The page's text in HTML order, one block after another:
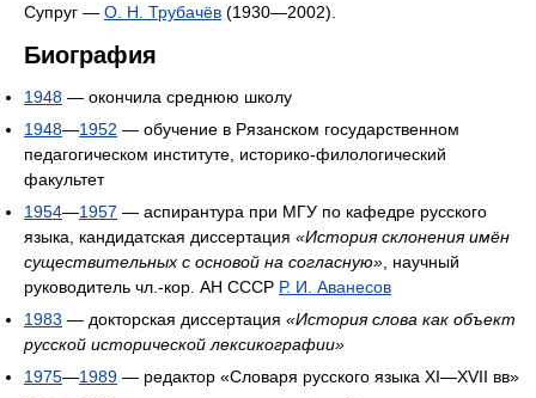
Супруг — О. Н. Трубачёв (1930—2002).
Биография
1948 — окончила среднюю школу
1948—1952 — обучение в Рязанском государственном
педагогическом институте, историко-филологический
факультет
1954—1957 — аспирантура при МГУ по кафедре русского
языка, кандидатская диссертация «История склонения имён
существительных с основой на согласную» , научный
руководитель чл.-кор. АН СССР Р. И. Аванесов
1983 — докторская диссертация «История слова как объект
русской исторической лексикографии»
1975—1989 — редактор «Словаря русского языка XI—XVII вв»